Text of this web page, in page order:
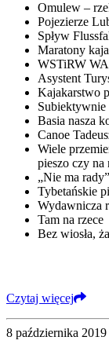
Omulew –
Pojezierze
Spływ
Maratony
WSTiRW
Asystent
Kajakarstwo
Subiektywnie
Basia nasza
Canoe
Wiele
pieszo czy na
„Nie ma rady”
Tybetańskie
Wydawnicza
Tam na rzece
Bez wiosła,
Czytaj więcej
8 października 2019